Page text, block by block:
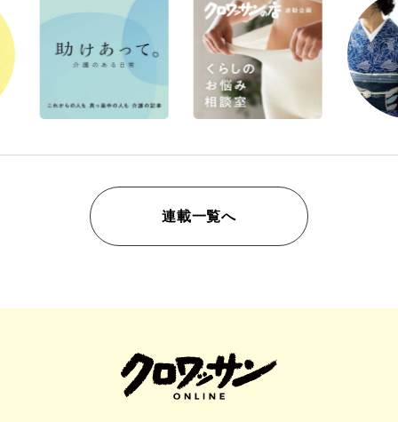
連載一覧へ